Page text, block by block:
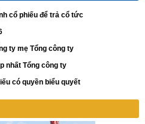
cổ phiếu để trả cổ tức
ty mẹ Tổng công ty
nhất Tổng công ty
có quyền biểu quyết